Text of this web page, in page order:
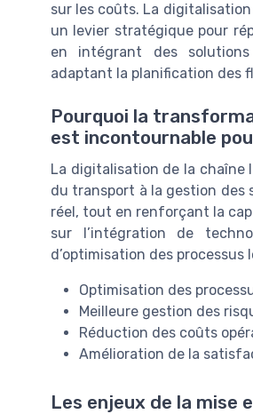
sur les coûts. La
un levier stratégique pour
en intégrant des
adaptant la planification des
Pourquoi la
est incontournable
La digitalisation de la chaîne
du transport à la gestion des
réel, tout en renforçant la
sur l’intégration de
d’optimisation des
Optimisation des
Meilleure gestion des
Réduction des coûts
Amélioration de la
Les enjeux de la mise